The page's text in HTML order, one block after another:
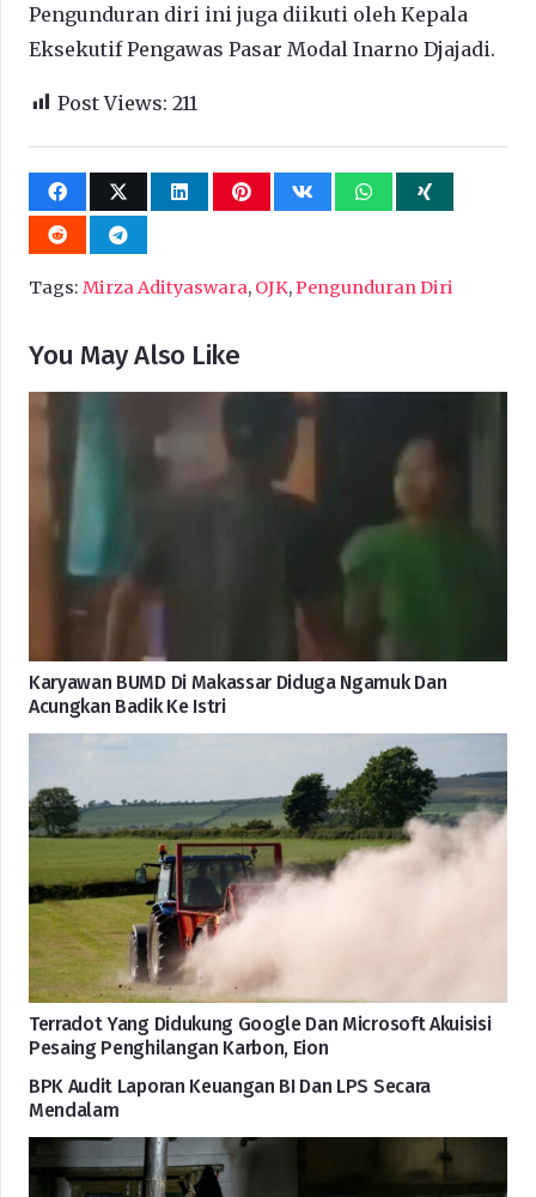
Pengunduran diri ini juga diikuti oleh Kepala
Eksekutif Pengawas Pasar Modal Inarno Djajadi.
Post Views: 211
Tags: Mirza Adityaswara, OJK,Pengunduran Diri
You May Also Like
Karyawan BUMD Di Makassar Diduga Ngamuk Dan
Acungkan Badik Ke Istri
Terradot Yang Didukung Google Dan Microsoft Akuisisi
Pesaing Penghilangan Karbon, Eion
BPK Audit Laporan Keuangan BI Dan LPS Secara
Mendalam